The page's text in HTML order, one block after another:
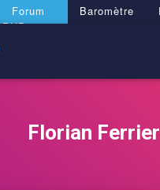
Forum
PHP 2026
Baromètre
Florian
des cookies